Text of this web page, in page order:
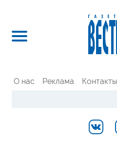
О нас Реклама Контакты